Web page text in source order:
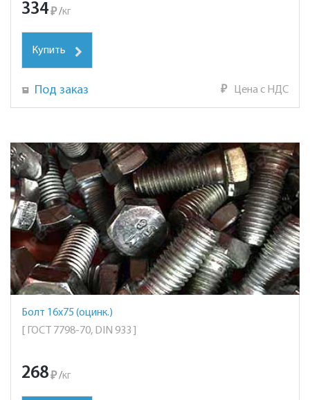
334₽ /кг
Купить
Под заказ ₽ Цена с НДС
Болт 16х75 (оцинк.)
[ ГОСТ 7798-70, DIN 933 ]
268₽ /кг